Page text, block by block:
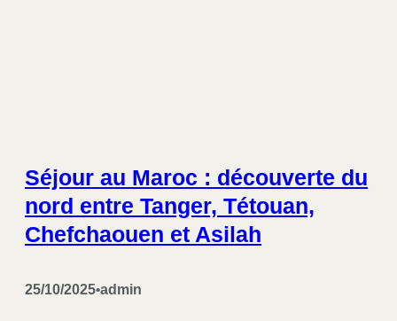
Séjour au Maroc : découverte du
nord entre Tanger, Tétouan,
Chefchaouen et Asilah
25/10/2025•admin